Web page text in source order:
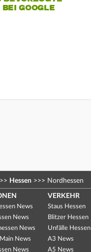
GOOGLE
Hessen >>> Nordhessen
News
News
News
News
News
VERKEHR
Staus Hessen
Blitzer Hessen
Unfälle Hessen
A3 News
A5 News